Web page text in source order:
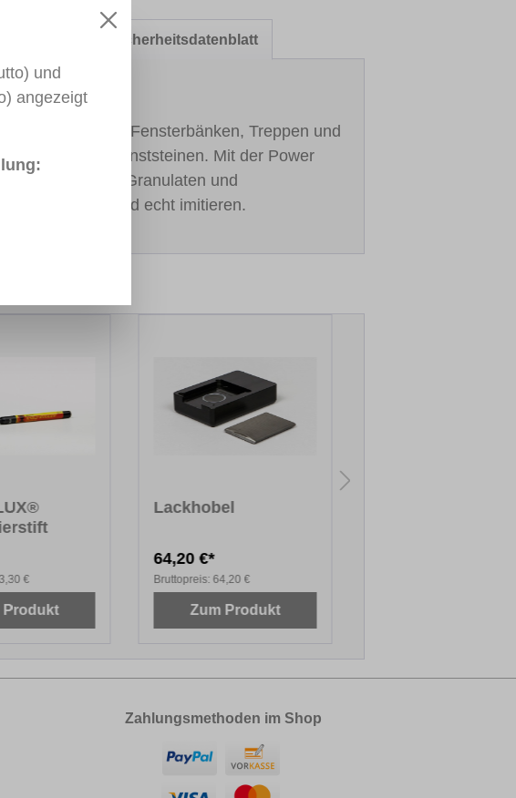
Sicherheitsdatenblatt
3g"
Schäden an Fensterbänken, Treppen und
Natur- und Kunststeinen. Mit der Power
sowie Granulaten und
verblüffend echt imitieren.
€
Produkt
Lackhobel
64,20 €*
Bruttopreis: 64,20 €
Zum Produkt
Zahlungsmethoden im Shop
und
angezeigt